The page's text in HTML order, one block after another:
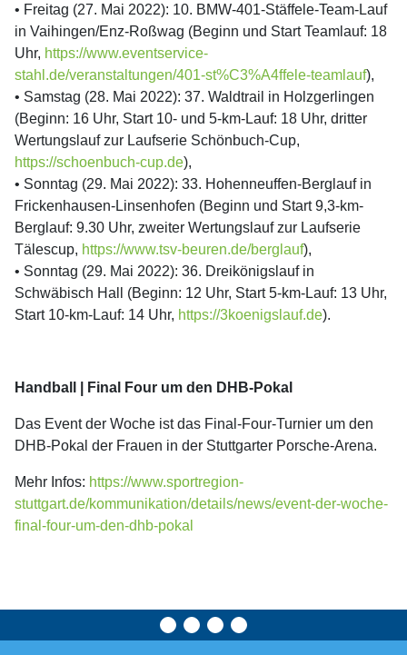
• Freitag (27. Mai 2022): 10. BMW-401-Stäffele-Team-Lauf
in Vaihingen/Enz-Roßwag (Beginn und Start Teamlauf: 18
Uhr, https://www.eventservice-
stahl.de/veranstaltungen/401-st%C3%A4ffele-teamlauf),
• Samstag (28. Mai 2022): 37. Waldtrail in Holzgerlingen
(Beginn: 16 Uhr, Start 10- und 5-km-Lauf: 18 Uhr, dritter
Wertungslauf zur Laufserie Schönbuch-Cup,
https://schoenbuch-cup.de),
• Sonntag (29. Mai 2022): 33. Hohenneuffen-Berglauf in
Frickenhausen-Linsenhofen (Beginn und Start 9,3-km-
Berglauf: 9.30 Uhr, zweiter Wertungslauf zur Laufserie
Tälescup, https://www.tsv-beuren.de/berglauf),
• Sonntag (29. Mai 2022): 36. Dreikönigslauf in
Schwäbisch Hall (Beginn: 12 Uhr, Start 5-km-Lauf: 13 Uhr,
Start 10-km-Lauf: 14 Uhr, https://3koenigslauf.de).
Handball | Final Four um den DHB-Pokal
Das Event der Woche ist das Final-Four-Turnier um den
DHB-Pokal der Frauen in der Stuttgarter Porsche-Arena.
Mehr Infos: https://www.sportregion-
stuttgart.de/kommunikation/details/news/event-der-woche-
final-four-um-den-dhb-pokal